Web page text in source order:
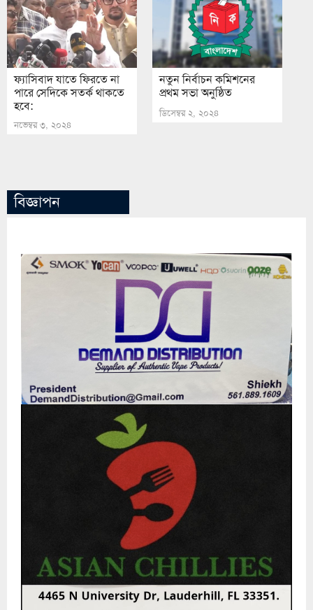
ফ্যাসিবাদ যাতে ফিরতে না
পারে সেদিকে সতর্ক থাকতে
হবে:
নভেম্বর ৩, ২০২৪
নতুন নির্বাচন কমিশনের
প্রথম সভা অনুষ্ঠিত
ডিসেম্বর ২, ২০২৪
বিজ্ঞাপন